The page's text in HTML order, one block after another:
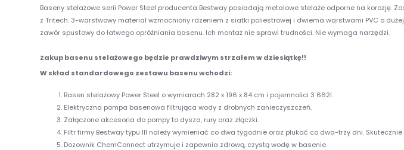
Baseny stelażowe serii Power Steel producenta Bestway posiadają metalowe stelaże odporne na korozję.
z Tritech. 3-warstwowy materiał wzmocniony rdzeniem z siatki poliestrowej i dwiema warstwami PVC o
zawór spustowy do łatwego opróżniania basenu. Ich montaż nie sprawi trudności. Nie wymaga narzędzi.
Zakup basenu stelażowego będzie prawdziwym strzałem w dziesiątkę!!
W skład standardowego zestawu basenu wchodzi:
Basen stelażowy Power Steel o wymiarach 282 x 196 x 84 cm i pojemności 3 662l.
Elektryczna pompa basenowa filtrująca wody z drobnych zanieczyszczeń.
Załączone akcesoria do pompy to dysza, rury oraz złączki.
Filtr firmy Bestway typu III należy wymieniać co dwa tygodnie oraz płukać co dwa-trzy dni.
Dozownik ChemConnect utrzymuje i zapewnia zdrową, czystą wodę w basenie.